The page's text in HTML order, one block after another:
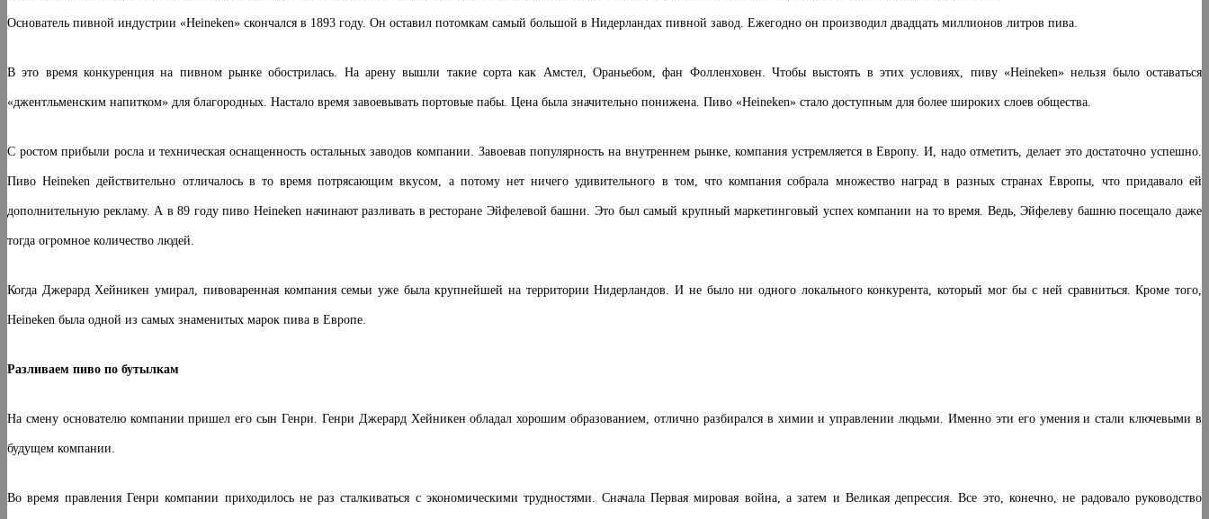
Основатель пивной индустрии «Heineken» скончался в 1893 году. Он оставил потомкам самый большой в Нидерландах пивной завод. Ежегодно он производил двадцать миллионов литров пива.
В это время конкуренция на пивном рынке обострилась. На арену вышли такие сорта как Амстел, Ораньебом, фан Фолленховен. Чтобы выстоять в этих условиях, пиву «Heineken» нельзя было оставаться
«джентльменским напитком» для благородных. Настало время завоевывать портовые пабы. Цена была значительно понижена. Пиво «Heineken» стало доступным для более широких слоев общества.
С ростом прибыли росла и техническая оснащенность остальных заводов компании. Завоевав популярность на внутреннем рынке, компания устремляется в Европу. И, надо отметить, делает это достаточно успешно.
Пиво Heineken действительно отличалось в то время потрясающим вкусом, а потому нет ничего удивительного в том, что компания собрала множество наград в разных странах Европы, что придавало ей
дополнительную рекламу. А в 89 году пиво Heineken начинают разливать в ресторане Эйфелевой башни. Это был самый крупный маркетинговый успех компании на то время. Ведь, Эйфелеву башню посещало даже
тогда огромное количество людей.
Когда Джерард Хейникен умирал, пивоваренная компания семьи уже была крупнейшей на территории Нидерландов. И не было ни одного локального конкурента, который мог бы с ней сравниться. Кроме того,
Heineken была одной из самых знаменитых марок пива в Европе.
Разливаем пиво по бутылкам
На смену основателю компании пришел его сын Генри. Генри Джерард Хейникен обладал хорошим образованием, отлично разбирался в химии и управлении людьми. Именно эти его умения и стали ключевыми в
будущем компании.
Во время правления Генри компании приходилось не раз сталкиваться с экономическими трудностями. Сначала Первая мировая война, а затем и Великая депрессия. Все это, конечно, не радовало руководство